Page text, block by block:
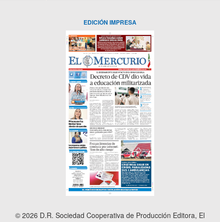
EDICIÓN IMPRESA
© 2026 D.R. Sociedad Cooperativa de Producción Editora, El